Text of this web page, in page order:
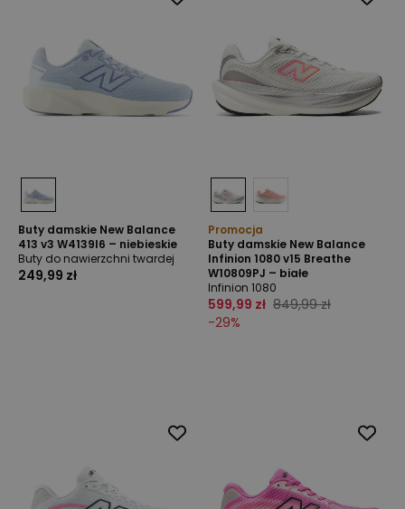
Buty damskie New Balance
413 v3 W4139I6 – niebieskie
Buty do nawierzchni twardej
249,99 zł
Promocja
Buty damskie New Balance
Infinion 1080 v15 Breathe
W10809PJ – białe
Infinion 1080
599,99 zł 849,99 zł
-29%